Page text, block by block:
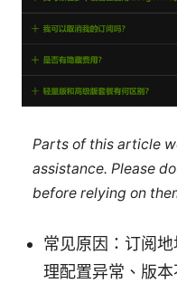
Parts of this article
assistance. Please
before relying on
常见原因：订阅
理配置异常、版